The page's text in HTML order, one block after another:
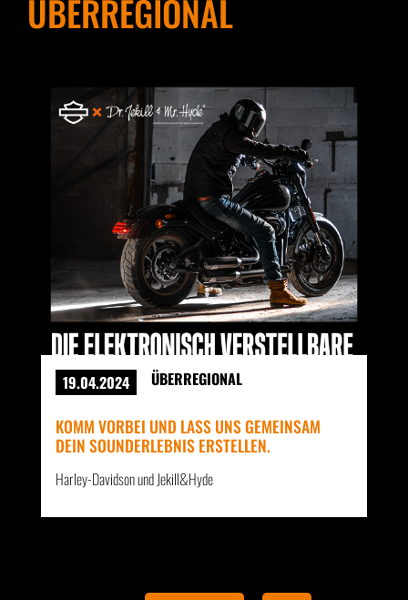
ÜBERREGIONAL
19.04.2024 ÜBERREGIONAL
KOMM VORBEI UND LASS UNS GEMEINSAM
DEIN SOUNDERLEBNIS ERSTELLEN.
Harley-Davidson und Jekill&Hyde